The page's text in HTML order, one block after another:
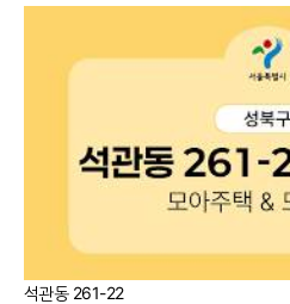
석관동 261-22